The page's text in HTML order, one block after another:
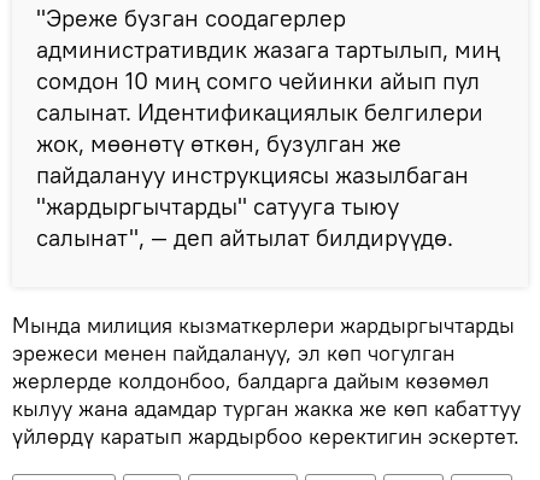
"Эреже бузган соодагерлер
административдик жазага тартылып, миң
сомдон 10 миң сомго чейинки айып пул
салынат. Идентификациялык белгилери
жок, мөөнөтү өткөн, бузулган же
пайдалануу инструкциясы жазылбаган
"жардыргычтарды" сатууга тыюу
салынат", — деп айтылат билдирүүдө.
Мында милиция кызматкерлери жардыргычтарды
эрежеси менен пайдалануу, эл көп чогулган
жерлерде колдонбоо, балдарга дайым көзөмөл
кылуу жана адамдар турган жакка же көп кабаттуу
үйлөрдү каратып жардырбоо керектигин эскертет.